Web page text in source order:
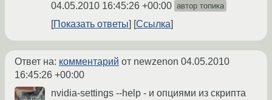
04.05.2010 16:45:26 +00:00 автор топика
Показать ответы Ссылка
Ответ на: комментарий от newzenon 04.05.2010
16:45:26 +00:00
nvidia-settings --help - и опциями из скрипта